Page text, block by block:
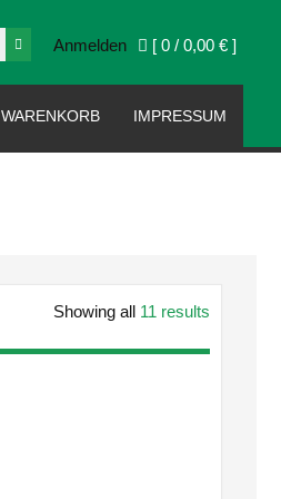
[ 0 /0,00 € ]
Anmelden
WARENKORB IMPRESSUM
Showing all 11 results